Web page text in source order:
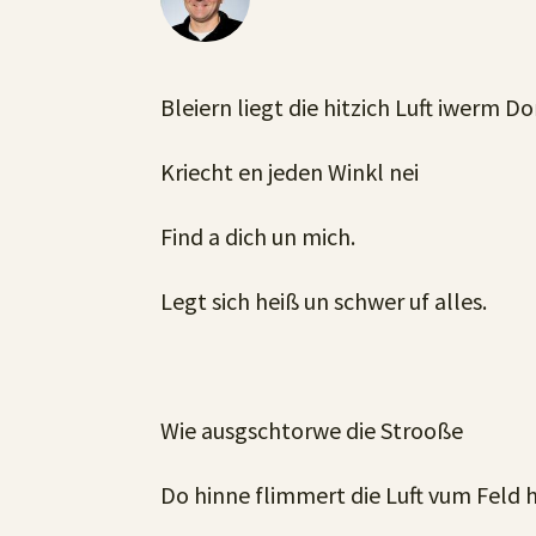
Bleiern liegt die hitzich Luft iwerm
Kriecht en jeden Winkl nei
Find a dich un mich.
Legt sich heiß un schwer uf alles.
Wie ausgschtorwe die Strooße
Do hinne flimmert die Luft vum Feld